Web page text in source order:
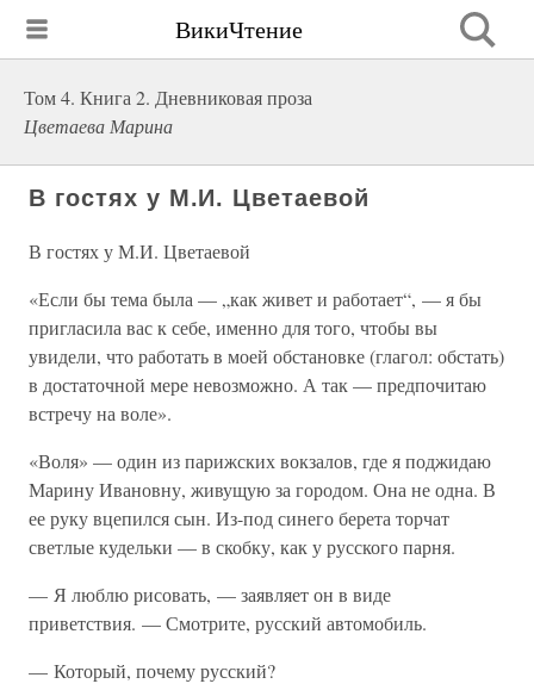
ВикиЧтение
Том 4. Книга 2. Дневниковая проза
Цветаева Марина
В гостях у М.И. Цветаевой
В гостях у М.И. Цветаевой
«Если бы тема была — „как живет и работает“, — я бы
пригласила вас к себе, именно для того, чтобы вы
увидели, что работать в моей обстановке (глагол: обстать)
в достаточной мере невозможно. А так — предпочитаю
встречу на воле».
«Воля» — один из парижских вокзалов, где я поджидаю
Марину Ивановну, живущую за городом. Она не одна. В
ее руку вцепился сын. Из-под синего берета торчат
светлые кудельки — в скобку, как у русского парня.
— Я люблю рисовать, — заявляет он в виде
приветствия. — Смотрите, русский автомобиль.
— Который, почему русский?